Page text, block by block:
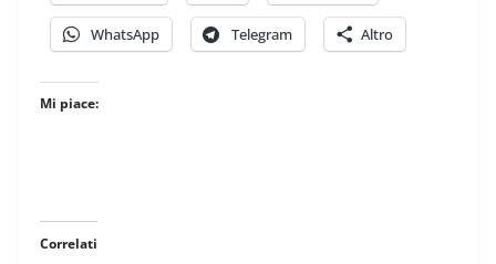
WhatsApp Telegram Altro
Mi piace:
Correlati